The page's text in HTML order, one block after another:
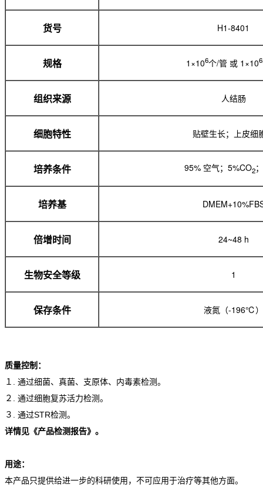
货号 H1-8401
规格 1×106个/管 或 1×106
组织来源 人结肠
细胞特性 贴壁生长；上皮细
培养条件 95% 空气；5%CO2
培养基
倍增时间 24~48 h
生物安全等级 1
保存条件 液氮（-196℃）
质量控制：
１. 通过细菌、真菌、支原体、内毒素检测。
２. 通过细胞复苏活力检测。
３. 通过STR检测。
详情见《产品检测报告》。
用途：
本产品只提供给进一步的科研使用，不可应用于治疗等其他方面。